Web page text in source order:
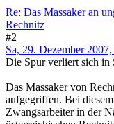
Re: Das Massaker an
Rechnitz
#2
Sa, 29. Dezember
Die Spur verliert sich in
Das Massaker von
aufgegriffen. Bei
Zwangsarbeiter in der